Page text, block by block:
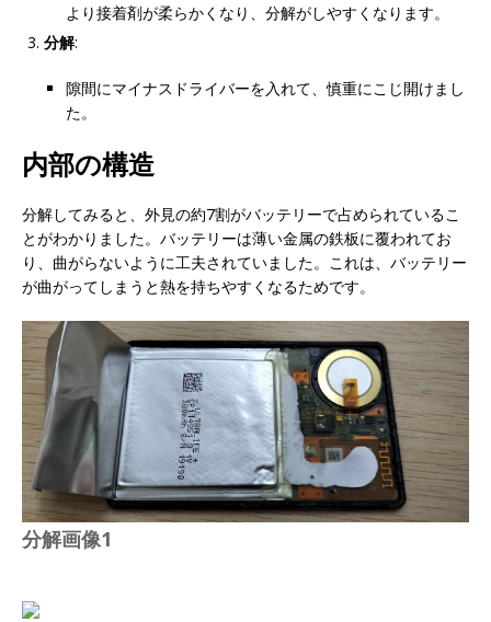
より接着剤が柔らかくなり、分解がしやすくなります。
分解:
隙間にマイナスドライバーを入れて、慎重にこじ開けまし
た。
内部の構造
分解してみると、外見の約7割がバッテリーで占められているこ
とがわかりました。バッテリーは薄い金属の鉄板に覆われてお
り、曲がらないように工夫されていました。これは、バッテリー
が曲がってしまうと熱を持ちやすくなるためです。
分解画像1